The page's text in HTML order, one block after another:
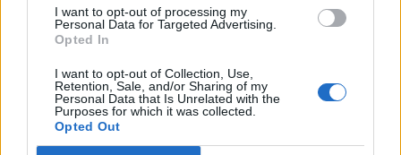
I want to opt-out of processing my
Personal Data for Targeted Advertising.
Opted In
I want to opt-out of Collection, Use,
Retention, Sale, and/or Sharing of my
Personal Data that Is Unrelated with the
Purposes for which it was collected.
Opted Out
Ένα μετάλλιο για μια ζωή αφιερωμένη στο
Πανεπιστήμιο Αιγαίου
Το Πανεπιστήμιο Αιγαίου βράβευσε με το Χρυσό Μετάλλιό του
τον πρώην Πρύτανη Ανδρέα Τρούμπη, αναγνωρίζοντας τη